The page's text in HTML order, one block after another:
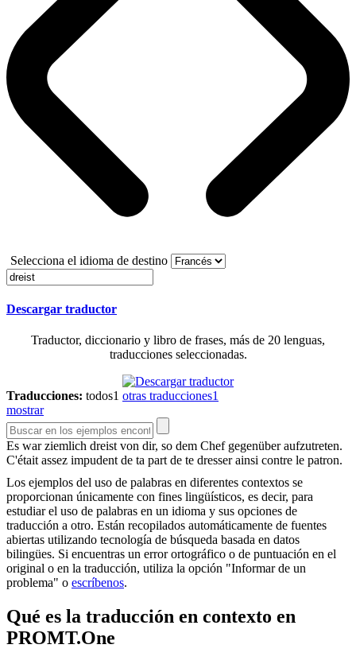
Selecciona el idioma de destino
Descargar traductor
Traductor, diccionario y libro de frases, más de 20 lenguas,
traducciones seleccionadas.
Traducciones: todos1 otras traducciones1
mostrar
Es war ziemlich dreistvon dir, so dem Chef gegenüber aufzutreten.
C'était assez impudent de ta part de te dresser ainsi contre le patron.
Los ejemplos del uso de palabras en diferentes contextos se
proporcionan únicamente con fines lingüísticos, es decir, para
estudiar el uso de palabras en un idioma y sus opciones de
traducción a otro. Están recopilados automáticamente de fuentes
abiertas utilizando tecnología de búsqueda basada en datos
bilingües. Si encuentras un error ortográfico o de puntuación en el
original o en la traducción, utiliza la opción "Informar de un
problema" o escríbenos.
Qué es la traducción en contexto en
PROMT.One